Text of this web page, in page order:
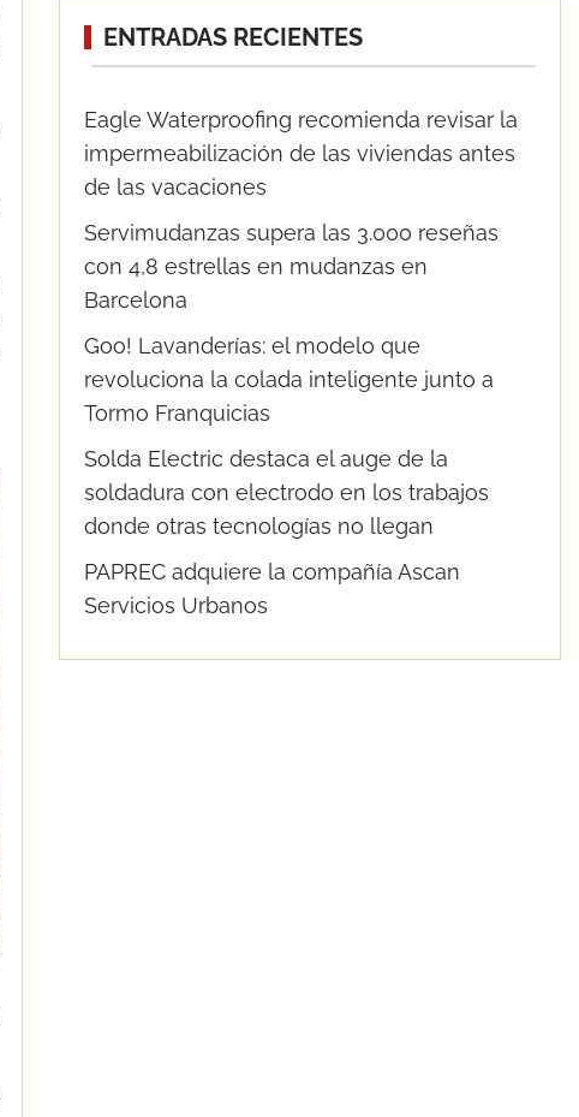
ENTRADAS RECIENTES
Eagle Waterproofing recomienda revisar la
impermeabilización de las viviendas antes
de las vacaciones
Servimudanzas supera las 3.000 reseñas
con 4,8 estrellas en mudanzas en
Barcelona
Goo! Lavanderías: el modelo que
revoluciona la colada inteligente junto a
Tormo Franquicias
Solda Electric destaca el auge de la
soldadura con electrodo en los trabajos
donde otras tecnologías no llegan
PAPREC adquiere la compañía Ascan
Servicios Urbanos